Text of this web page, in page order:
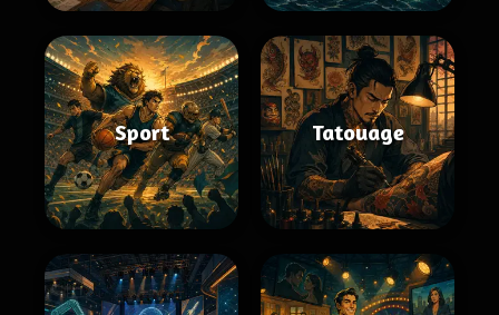
Sport Tatouage